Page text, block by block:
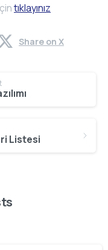
tıklayınız
Share on X
Listesi